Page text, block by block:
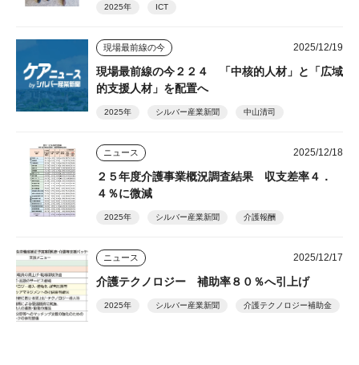
2025年 ICT
現場最前線の今 2025/12/19
現場最前線の今２２４ 「中核的人材」と「広域
的支援人材」を配置へ
2025年 シルバー産業新聞 中山清司
ニュース 2025/12/18
２５年度介護事業概況調査結果 収支差率４．
４％に微減
2025年 シルバー産業新聞 介護報酬
ニュース 2025/12/17
介護テクノロジー 補助率８０％へ引上げ
2025年 シルバー産業新聞 介護テクノロジー補助金